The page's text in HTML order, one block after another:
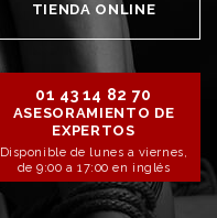
TIENDA ONLINE
01 43 14 82 70
ASESORAMIENTO DE
EXPERTOS
Disponible de lunes a viernes,
de 9:00 a 17:00 en inglés